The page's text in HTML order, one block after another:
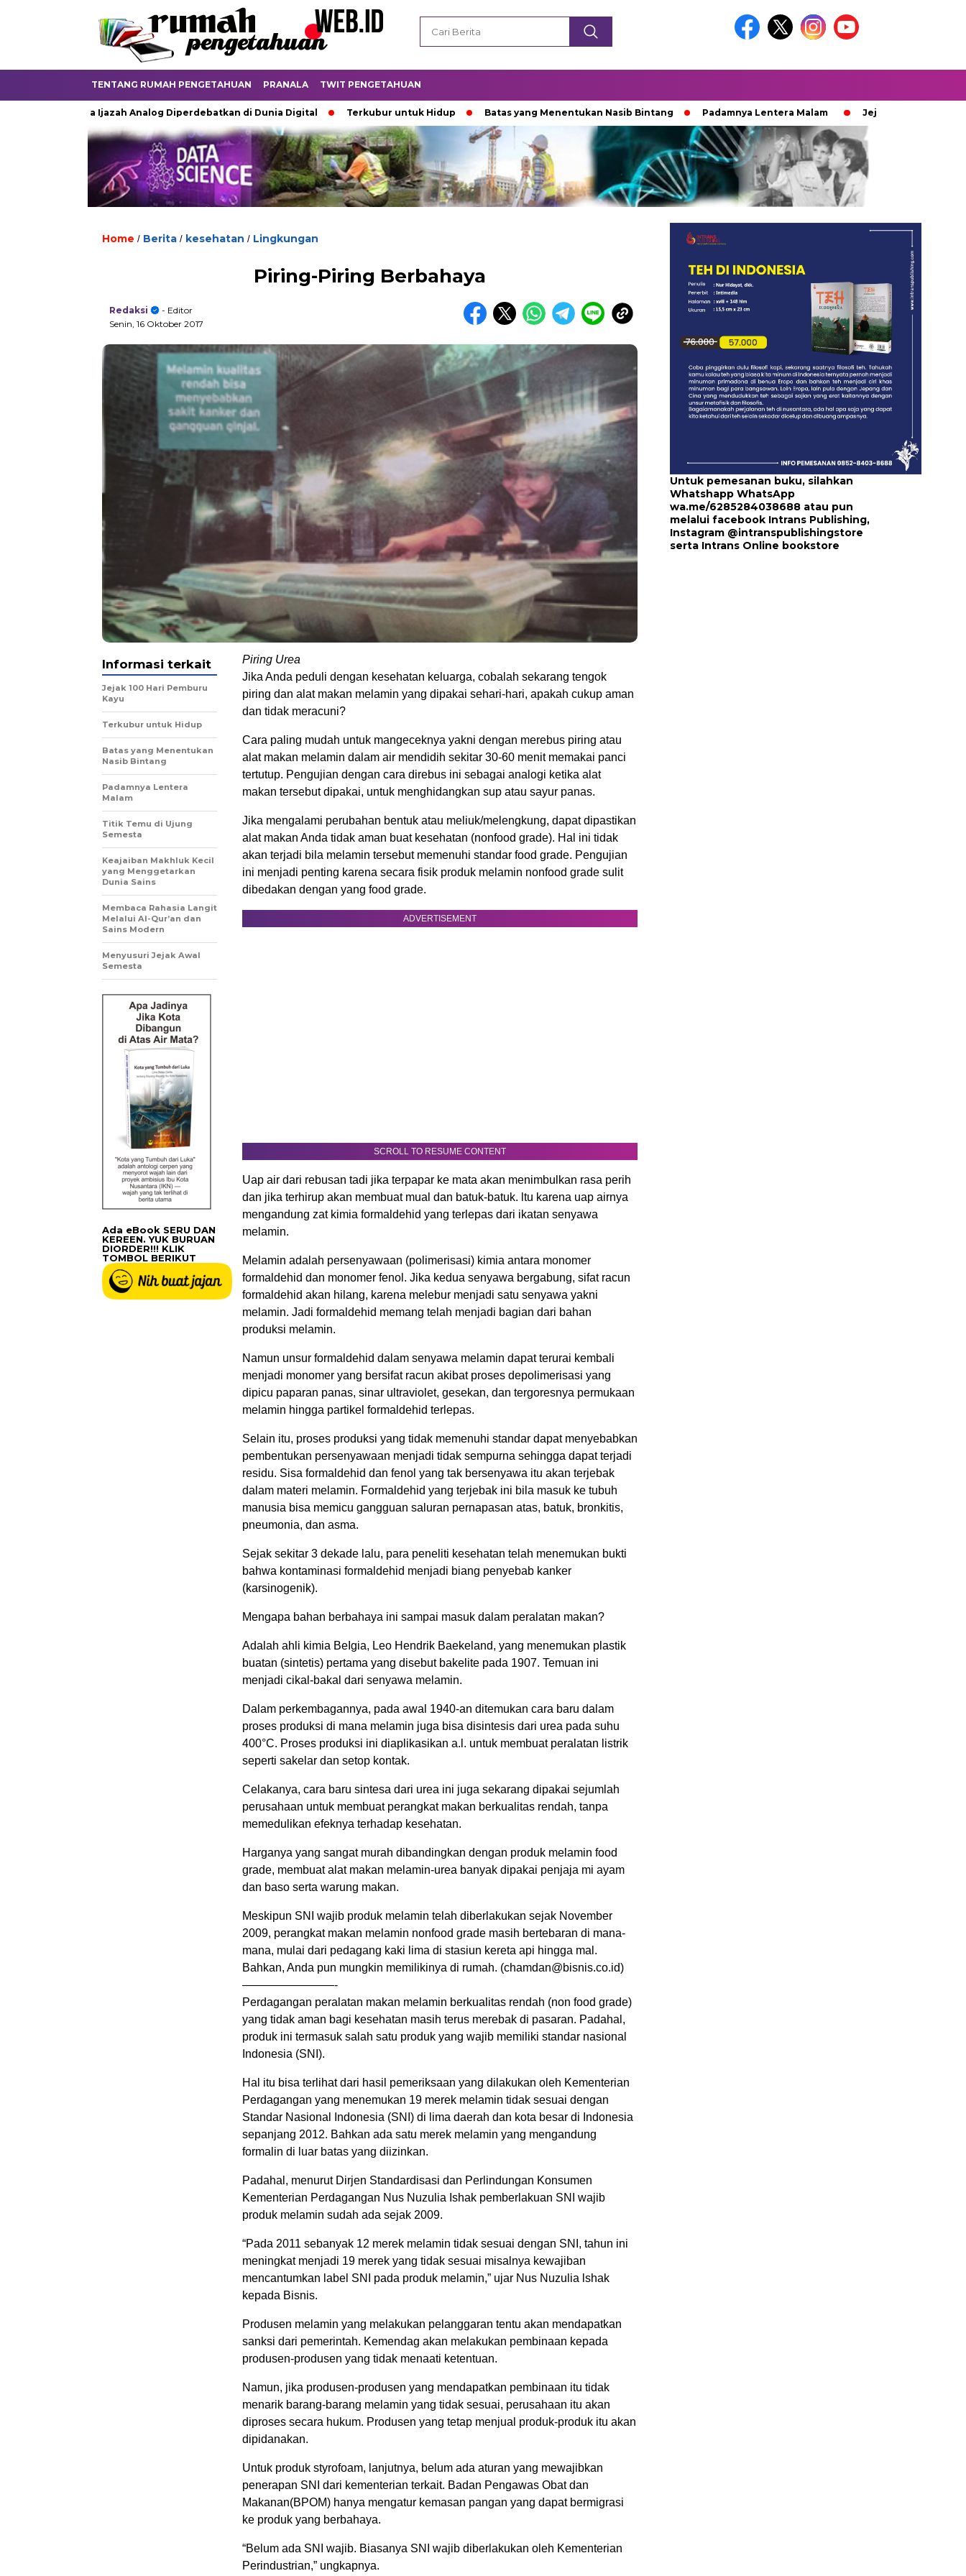
TENTANG RUMAH PENGETAHUAN PRANALA TWIT PENGETAHUAN
Ketika Ijazah Analog Diperdebatkan di Dunia Digital Terkubur untuk Hidup Batas yang Menentukan Nasib Bintang Padamnya Lentera Malam Jejak 100 Hari Pemburu Kayu
Home / Berita / kesehatan / Lingkungan
Piring-Piring Berbahaya
Redaksi
- Editor
Senin, 16 Oktober 2017
Piring Urea
Jika Anda peduli dengan kesehatan keluarga, cobalah sekarang tengok
piring dan alat makan melamin yang dipakai sehari-hari, apakah cukup aman
dan tidak meracuni?
Cara paling mudah untuk mangeceknya yakni dengan merebus piring atau
alat makan melamin dalam air mendidih sekitar 30-60 menit memakai panci
tertutup. Pengujian dengan cara direbus ini sebagai analogi ketika alat
makan tersebut dipakai, untuk menghidangkan sup atau sayur panas.
Jika mengalami perubahan bentuk atau meliuk/melengkung, dapat dipastikan
alat makan Anda tidak aman buat kesehatan (nonfood grade). Hal ini tidak
akan terjadi bila melamin tersebut memenuhi standar food grade. Pengujian
ini menjadi penting karena secara fisik produk melamin nonfood grade sulit
dibedakan dengan yang food grade.
ADVERTISEMENT
SCROLL TO RESUME CONTENT
Uap air dari rebusan tadi jika terpapar ke mata akan menimbulkan rasa perih
dan jika terhirup akan membuat mual dan batuk-batuk. ltu karena uap airnya
mengandung zat kimia formaldehid yang terlepas dari ikatan senyawa
melamin.
Melamin adalah persenyawaan (polimerisasi) kimia antara monomer
formaldehid dan monomer fenol. Jika kedua senyawa bergabung, sifat racun
formaldehid akan hilang, karena melebur menjadi satu senyawa yakni
melamin. Jadi formaldehid memang telah menjadi bagian dari bahan
produksi melamin.
Namun unsur formaldehid dalam senyawa melamin dapat terurai kembali
menjadi monomer yang bersifat racun akibat proses depolimerisasi yang
dipicu paparan panas, sinar ultraviolet, gesekan, dan tergoresnya permukaan
melamin hingga partikel formaldehid terlepas.
Selain itu, proses produksi yang tidak memenuhi standar dapat menyebabkan
pembentukan persenyawaan menjadi tidak sempurna sehingga dapat terjadi
residu. Sisa formaldehid dan fenol yang tak bersenyawa itu akan terjebak
dalam materi melamin. Formaldehid yang terjebak ini bila masuk ke tubuh
manusia bisa memicu gangguan saluran pernapasan atas, batuk, bronkitis,
pneumonia, dan asma.
Sejak sekitar 3 dekade lalu, para peneliti kesehatan telah menemukan bukti
bahwa kontaminasi formaldehid menjadi biang penyebab kanker
(karsinogenik).
Mengapa bahan berbahaya ini sampai masuk dalam peralatan makan?
Adalah ahli kimia BeIgia, Leo Hendrik Baekeland, yang menemukan plastik
buatan (sintetis) pertama yang disebut bakelite pada 1907. Temuan ini
menjadi cikal-bakal dari senyawa melamin.
Dalam perkembagannya, pada awal 1940-an ditemukan cara baru dalam
proses produksi di mana melamin juga bisa disintesis dari urea pada suhu
400°C. Proses produksi ini diaplikasikan a.l. untuk membuat peralatan listrik
seperti sakelar dan setop kontak.
Celakanya, cara baru sintesa dari urea ini juga sekarang dipakai sejumlah
perusahaan untuk membuat perangkat makan berkualitas rendah, tanpa
memedulikan efeknya terhadap kesehatan.
Harganya yang sangat murah dibandingkan dengan produk melamin food
grade, membuat alat makan melamin-urea banyak dipakai penjaja mi ayam
dan baso serta warung makan.
Meskipun SNI wajib produk melamin telah diberlakukan sejak November
2009, perangkat makan melamin nonfood grade masih bertebaran di mana-
mana, mulai dari pedagang kaki lima di stasiun kereta api hingga mal.
Bahkan, Anda pun mungkin memilikinya di rumah. (chamdan@bisnis.co.id)
————————-
Perdagangan peralatan makan melamin berkualitas rendah (non food grade)
yang tidak aman bagi kesehatan masih terus merebak di pasaran. Padahal,
produk ini termasuk salah satu produk yang wajib memiliki standar nasional
Indonesia (SNI).
Hal itu bisa terlihat dari hasil pemeriksaan yang dilakukan oleh Kementerian
Perdagangan yang menemukan 19 merek melamin tidak sesuai dengan
Standar Nasional Indonesia (SNI) di lima daerah dan kota besar di Indonesia
sepanjang 2012. Bahkan ada satu merek melamin yang mengandung
formalin di luar batas yang diizinkan.
Padahal, menurut Dirjen Standardisasi dan Perlindungan Konsumen
Kementerian Perdagangan Nus Nuzulia Ishak pemberlakuan SNI wajib
produk melamin sudah ada sejak 2009.
“Pada 2011 sebanyak 12 merek melamin tidak sesuai dengan SNI, tahun ini
meningkat menjadi 19 merek yang tidak sesuai misalnya kewajiban
mencantumkan label SNI pada produk melamin,” ujar Nus Nuzulia lshak
kepada Bisnis.
Produsen melamin yang melakukan pelanggaran tentu akan mendapatkan
sanksi dari pemerintah. Kemendag akan melakukan pembinaan kepada
produsen-produsen yang tidak menaati ketentuan.
Namun, jika produsen-produsen yang mendapatkan pembinaan itu tidak
menarik barang-barang melamin yang tidak sesuai, perusahaan itu akan
diproses secara hukum. Produsen yang tetap menjual produk-produk itu akan
dipidanakan.
Untuk produk styrofoam, lanjutnya, belum ada aturan yang mewajibkan
penerapan SNI dari kementerian terkait. Badan Pengawas Obat dan
Makanan(BPOM) hanya mengatur kemasan pangan yang dapat bermigrasi
ke produk yang berbahaya.
“Belum ada SNI wajib. Biasanya SNI wajib diberlakukan oleh Kementerian
Perindustrian,” ungkapnya.
Informasi terkait
Jejak 100 Hari Pemburu
Kayu
Terkubur untuk Hidup
Batas yang Menentukan
Nasib Bintang
Padamnya Lentera
Malam
Titik Temu di Ujung
Semesta
Keajaiban Makhluk Kecil
yang Menggetarkan
Dunia Sains
Membaca Rahasia Langit
Melalui Al-Qur’an dan
Sains Modern
Menyusuri Jejak Awal
Semesta
Ada eBook SERU DAN
KEREEN. YUK BURUAN
DIORDER!!! KLIK
TOMBOL BERIKUT
Untuk pemesanan buku, silahkan
Whatshapp WhatsApp
wa.me/6285284038688 atau pun
melalui facebook Intrans Publishing,
Instagram @intranspublishingstore
serta Intrans Online bookstore